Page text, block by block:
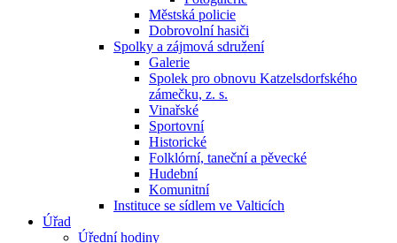
Městská policie
Dobrovolní hasiči
Spolky a zájmová sdružení
Galerie
Spolek pro obnovu Katzelsdorfského
zámečku, z. s.
Vinařské
Sportovní
Historické
Folklórní, taneční a pěvecké
Hudební
Komunitní
Instituce se sídlem ve Valticích
Úřad
Úřední hodiny